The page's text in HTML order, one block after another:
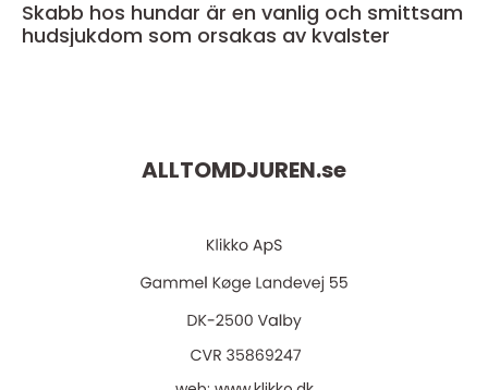
Skabb hos hundar är en vanlig och smittsam
hudsjukdom som orsakas av kvalster
ALLTOMDJUREN.se